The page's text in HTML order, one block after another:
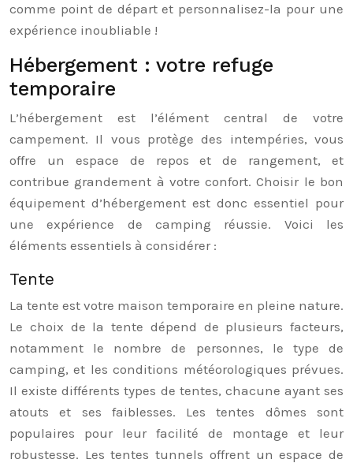
comme point de départ et personnalisez-la pour une
expérience inoubliable !
Hébergement : votre refuge
temporaire
L’hébergement est l’élément central de votre
campement. Il vous protège des intempéries, vous
offre un espace de repos et de rangement, et
contribue grandement à votre confort. Choisir le bon
équipement d’hébergement est donc essentiel pour
une expérience de camping réussie. Voici les
éléments essentiels à considérer :
Tente
La tente est votre maison temporaire en pleine nature.
Le choix de la tente dépend de plusieurs facteurs,
notamment le nombre de personnes, le type de
camping, et les conditions météorologiques prévues.
Il existe différents types de tentes, chacune ayant ses
atouts et ses faiblesses. Les tentes dômes sont
populaires pour leur facilité de montage et leur
robustesse. Les tentes tunnels offrent un espace de